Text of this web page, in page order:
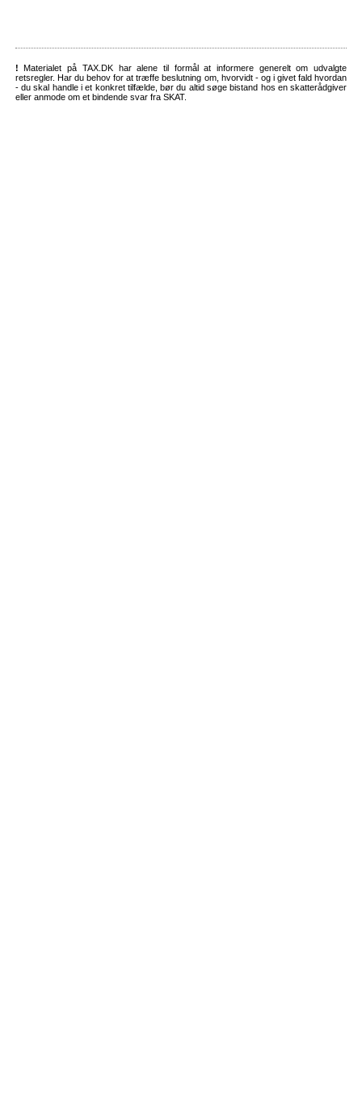
! Materialet på TAX.DK har alene til formål at informere generelt om udvalgte
retsregler. Har du behov for at træffe beslutning om, hvorvidt - og i givet fald hvordan
- du skal handle i et konkret tilfælde, bør du altid søge bistand hos en skatterådgiver
eller anmode om et bindende svar fra SKAT.